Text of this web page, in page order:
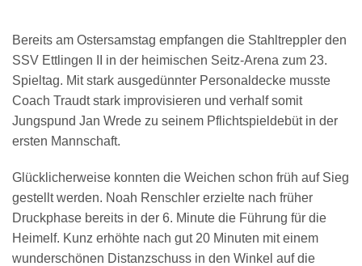
Bereits am Ostersamstag empfangen die Stahltreppler den
SSV Ettlingen II in der heimischen Seitz-Arena zum 23.
Spieltag. Mit stark ausgedünnter Personaldecke musste
Coach Traudt stark improvisieren und verhalf somit
Jungspund Jan Wrede zu seinem Pflichtspieldebüt in der
ersten Mannschaft.
Glücklicherweise konnten die Weichen schon früh auf Sieg
gestellt werden. Noah Renschler erzielte nach früher
Druckphase bereits in der 6. Minute die Führung für die
Heimelf. Kunz erhöhte nach gut 20 Minuten mit einem
wunderschönen Distanzschuss in den Winkel auf die